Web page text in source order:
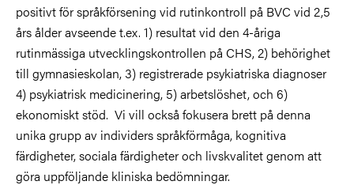
positivt för språkförsening vid rutinkontroll på BVC vid 2,5
års ålder avseende t.ex. 1) resultat vid den 4-åriga
rutinmässiga utvecklingskontrollen på CHS, 2) behörighet
till gymnasieskolan, 3) registrerade psykiatriska diagnoser
4) psykiatrisk medicinering, 5) arbetslöshet, och 6)
ekonomiskt stöd. Vi vill också fokusera brett på denna
unika grupp av individers språkförmåga, kognitiva
färdigheter, sociala färdigheter och livskvalitet genom att
göra uppföljande kliniska bedömningar.